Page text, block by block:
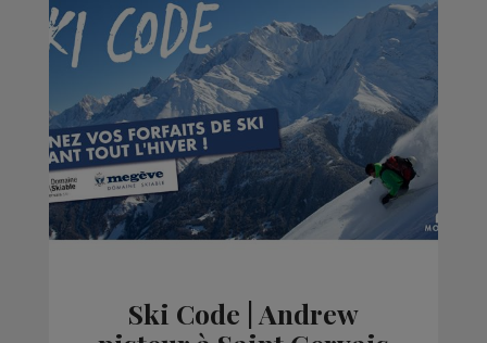
Ski Code | Andrew